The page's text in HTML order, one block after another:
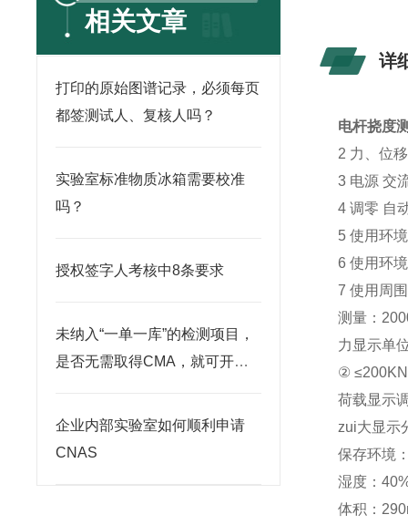
相关文章
打印的原始图谱记录，必须每页
都签测试人、复核人吗？
实验室标准物质冰箱需要校准
吗？
授权签字人考核中8条要求
未纳入“一单一库”的检测项目，
是否无需取得CMA，就可开展
企业内部实验室如何顺利申请
CNAS
详
电杆挠度
2 力、位
3 电源 交
4 调零 自
5 使用环
6 使用环
7 使用周
测量：
力显示
②
荷载显示
zui大显示
保存环境
湿度：
体积：